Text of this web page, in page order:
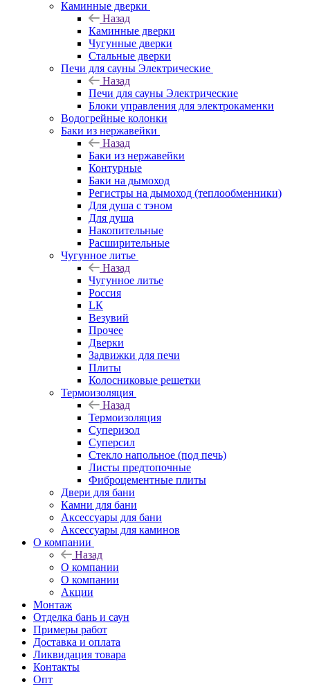
Каминные дверки
Назад
Каминные дверки
Чугунные дверки
Стальные дверки
Печи для сауны Электрические
Назад
Печи для сауны Электрические
Блоки управления для электрокаменки
Водогрейные колонки
Баки из нержавейки
Назад
Баки из нержавейки
Контурные
Баки на дымоход
Регистры на дымоход (теплообменники)
Для душа с тэном
Для душа
Накопительные
Расширительные
Чугунное литье
Назад
Чугунное литье
Россия
LК
Везувий
Прочее
Дверки
Задвижки для печи
Плиты
Колосниковые решетки
Термоизоляция
Назад
Термоизоляция
Суперизол
Суперсил
Стекло напольное (под печь)
Листы предтопочные
Фиброцементные плиты
Двери для бани
Камни для бани
Аксессуары для бани
Аксессуары для каминов
О компании
Назад
О компании
О компании
Акции
Монтаж
Отделка бань и саун
Примеры работ
Доставка и оплата
Ликвидация товара
Контакты
Опт